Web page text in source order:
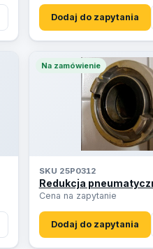
Dodaj do zapytania
Na zamówienie
SKU 25P0312
Redukcja
Cena na zapytanie
Dodaj do zapytania